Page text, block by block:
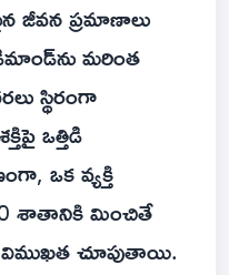
జీవన ప్రమాణాలు
మరింత
స్థిరంగా
ఒత్తిడి
ఒక వ్యక్తి
శాతానికి మించితే
విముఖత చూపుతాయి.